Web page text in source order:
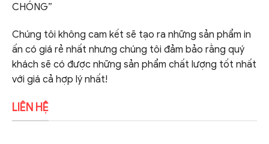
CHÓNG”
Chúng tôi không cam kết sẽ tạo ra những sản phẩm in
ấn có giá rẻ nhất nhưng chúng tôi đảm bảo rằng quý
khách sẽ có được những sản phẩm chất lượng tốt nhất
với giá cả hợp lý nhất!
LIÊN HỆ